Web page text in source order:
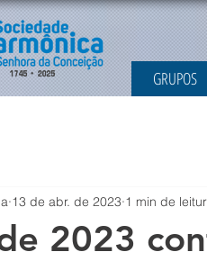
GRUPOS
2023
13 de abr. de 2023 1 min de